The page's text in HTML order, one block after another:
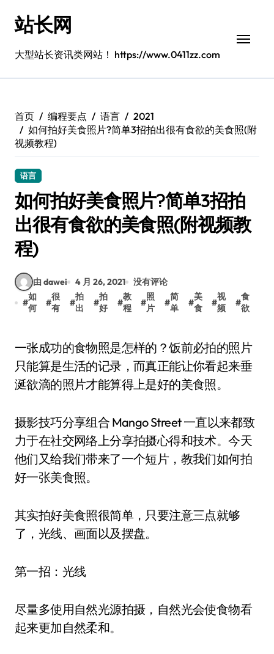
站长网
大型站长资讯类网站！ https://www.0411zz.com
首页 编程要点 语言
2021
如何拍好美食照片?简单3招拍出很有食欲的美食照(附
视频教程)
语言
如何拍好美食照片?简单3招拍
出很有食欲的美食照(附视频教
程)
由 dawei 4 月 26, 2021
没有评论
#
如
何
#
很
有
#
拍
出
#
拍
好
#
教
程
#
照
片
#
简
单
#
美
食
#
视
频
#
食
欲
一张成功的食物照是怎样的？饭前必拍的照片
只能算是生活的记录，而真正能让你看起来垂
涎欲滴的照片才能算得上是好的美食照。
摄影技巧分享组合 Mango Street 一直以来都致
力于在社交网络上分享拍摄心得和技术。今天
他们又给我们带来了一个短片，教我们如何拍
好一张美食照。
其实拍好美食照很简单，只要注意三点就够
了，光线、画面以及摆盘。
第一招：光线
尽量多使用自然光源拍摄，自然光会使食物看
起来更加自然柔和。